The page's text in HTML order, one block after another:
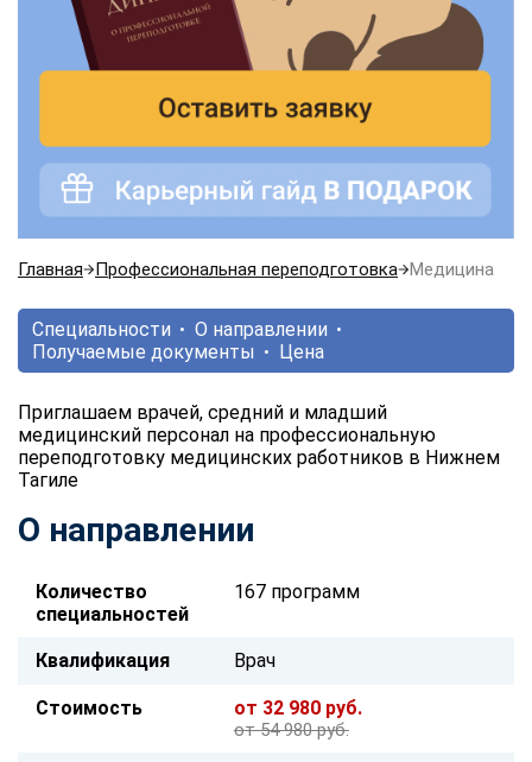
Главная Профессиональная переподготовка Медицина
Специальности
О направлении
Получаемые документы
Цена
Приглашаем врачей, средний и младший
медицинский персонал на профессиональную
переподготовку медицинских работников в Нижнем
Тагиле
О направлении
Количество
специальностей
167 программ
Квалификация Врач
Стоимость от 32 980 руб.
от 54 980 руб.